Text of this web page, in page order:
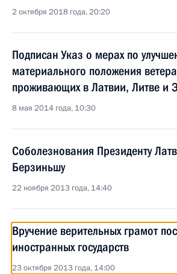
2 октября 2018 года, 20:20
Подписан Указ о мерах по
материального положения
проживающих в Латвии, Литве и
8 мая 2014 года, 10:30
Соболезнования Президенту
Берзиньшу
22 ноября 2013 года, 14:40
Вручение верительных грамот
иностранных государств
23 октября 2013 года, 14:00